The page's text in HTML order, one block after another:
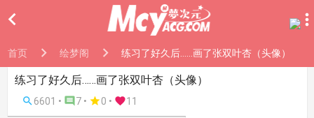

首页 绘梦阁 练习了好久后……画了张双叶杏（头像）
练习了好久后……画了张双叶杏（头像）
 6601 •  7 • 0 • 11